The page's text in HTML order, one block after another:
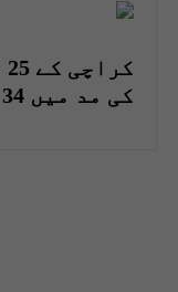
کی مد میں 34 ارب روپے ملے